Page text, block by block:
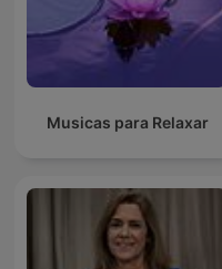
Musicas para Relaxar